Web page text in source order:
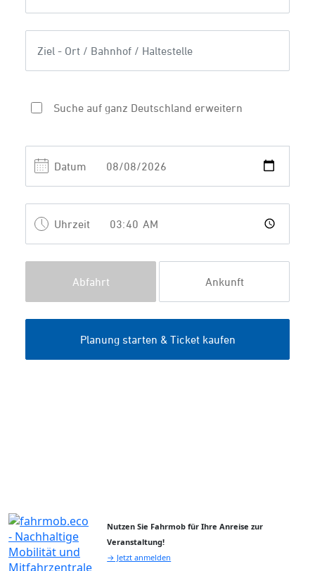
Nutzen Sie Fahrmob für Ihre Anreise zur
Veranstaltung!
→ Jetzt anmelden